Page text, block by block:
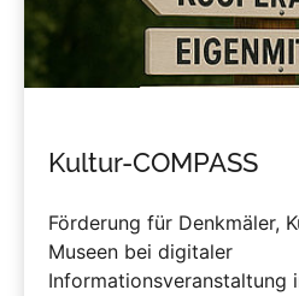
Kultur-COMPASS
Förderung für Denkmäler,
Museen bei digitaler
Informationsveranstaltung